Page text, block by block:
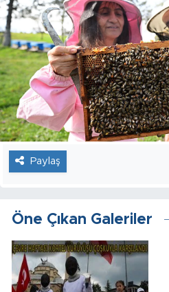
Paylaş
Öne Çıkan Galeriler